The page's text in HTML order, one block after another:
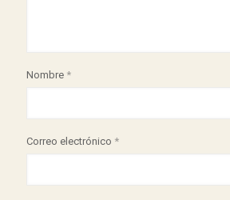
Nombre *
Correo electrónico *